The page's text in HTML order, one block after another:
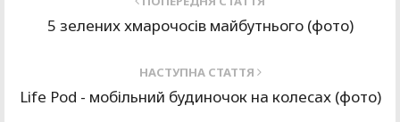
5 зелених хмарочосів майбутнього (фото)
НАСТУПНА СТАТТЯ
Life Pod - мобільний будиночок на колесах (фото)